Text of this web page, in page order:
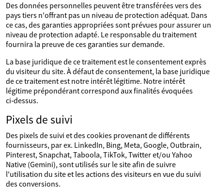
Des données personnelles peuvent être transférées vers des
pays tiers n'offrant pas un niveau de protection adéquat. Dans
ce cas, des garanties appropriées sont prévues pour assurer un
niveau de protection adapté. Le responsable du traitement
fournira la preuve de ces garanties sur demande.
La base juridique de ce traitement est le consentement exprès
du visiteur du site. À défaut de consentement, la base juridique
de ce traitement est notre intérêt légitime. Notre intérêt
légitime prépondérant correspond aux finalités évoquées
ci‑dessus.
Pixels de suivi
Des pixels de suivi et des cookies provenant de différents
fournisseurs, par ex. LinkedIn, Bing, Meta, Google, Outbrain,
Pinterest, Snapchat, Taboola, TikTok, Twitter et/ou Yahoo
Native (Gemini), sont utilisés sur le site afin de suivre
l'utilisation du site et les actions des visiteurs en vue du suivi
des conversions.